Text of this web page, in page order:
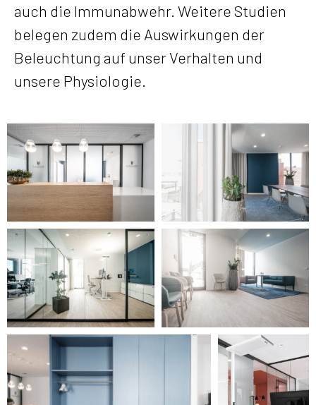
auch die Immunabwehr. Weitere Studien
belegen zudem die Auswirkungen der
Beleuchtung auf unser Verhalten und
unsere Physiologie.